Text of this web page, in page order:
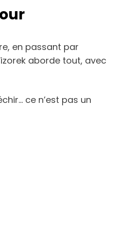
en passant par
aborde tout, avec
ce n’est pas un